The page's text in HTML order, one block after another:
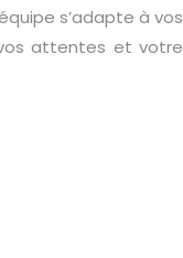
s’adapte à vos
attentes et votre